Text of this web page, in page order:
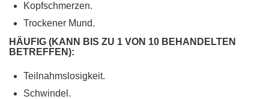
Kopfschmerzen.
Trockener Mund.
HÄUFIG (KANN BIS ZU 1 VON 10 BEHANDELTEN
BETREFFEN):
Teilnahmslosigkeit.
Schwindel.